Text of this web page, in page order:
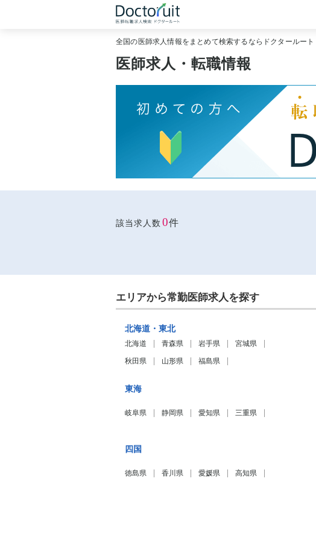
全国の医師求人情報をまとめて検索するならドクタールート
医師求人・転職情報
該当求人数 0件
エリアから常勤医師求人を探す
北海道・東北
北海道 青森県 岩手県 宮城県
秋田県 山形県 福島県
東海
岐阜県 静岡県 愛知県 三重県
四国
徳島県 香川県 愛媛県 高知県